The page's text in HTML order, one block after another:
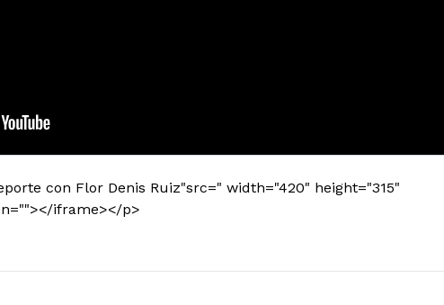
con Flor Denis Ruiz"src=" width="420" height="315"
iframe></p>